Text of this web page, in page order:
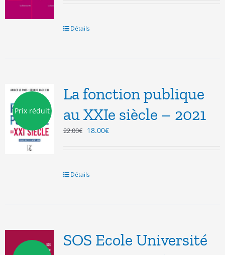
Détails
Prix réduit
La fonction publique
au XXIe siècle – 2021
22.00€ Le
22.00€.
18.00€Le
Détails
SOS Ecole Université